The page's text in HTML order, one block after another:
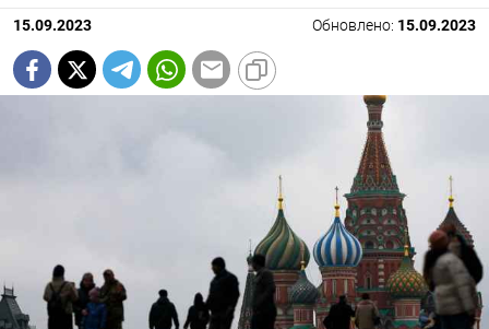
15.09.2023 Обновлено: 15.09.2023